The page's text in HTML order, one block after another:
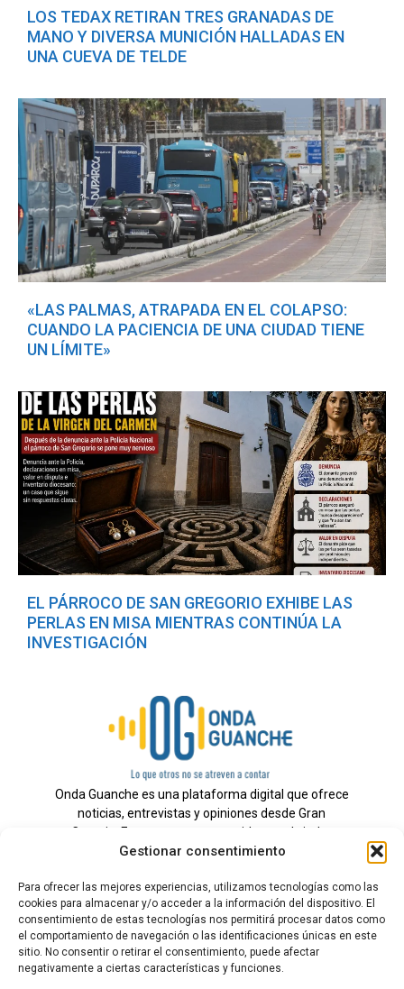
Gestionar consentimiento
Para ofrecer las mejores experiencias, utilizamos tecnologías como las
cookies para almacenar y/o acceder a la información del dispositivo. El
consentimiento de estas tecnologías nos permitirá procesar datos como
el comportamiento de navegación o las identificaciones únicas en este
sitio. No consentir o retirar el consentimiento, puede afectar
negativamente a ciertas características y funciones.
LOS TEDAX RETIRAN TRES GRANADAS DE
MANO Y DIVERSA MUNICIÓN HALLADAS EN
UNA CUEVA DE TELDE
«LAS PALMAS, ATRAPADA EN EL COLAPSO:
CUANDO LA PACIENCIA DE UNA CIUDAD TIENE
UN LÍMITE»
EL PÁRROCO DE SAN GREGORIO EXHIBE LAS
PERLAS EN MISA MIENTRAS CONTINÚA LA
INVESTIGACIÓN
Onda Guanche es una plataforma digital que ofrece
noticias, entrevistas y opiniones desde Gran
Canaria. Estamos comprometidos con brindar
información veraz y un periodismo independiente a
Todos los derechos reservados.
Radio